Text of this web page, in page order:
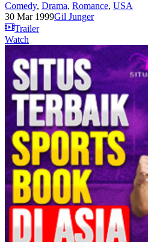
Comedy, Drama, Romance, USA
30 Mar 1999Gil Junger
Trailer
Watch